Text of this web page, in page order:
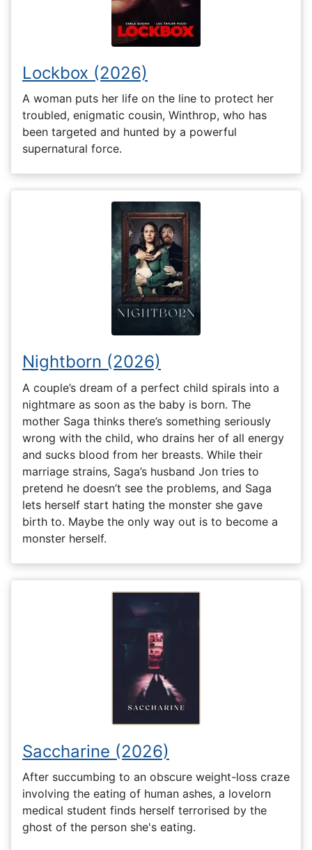
Lockbox (2026)
A woman puts her life on the line to protect her
troubled, enigmatic cousin, Winthrop, who has
been targeted and hunted by a powerful
supernatural force.
Nightborn (2026)
A couple’s dream of a perfect child spirals into a
nightmare as soon as the baby is born. The
mother Saga thinks there’s something seriously
wrong with the child, who drains her of all energy
and sucks blood from her breasts. While their
marriage strains, Saga’s husband Jon tries to
pretend he doesn’t see the problems, and Saga
lets herself start hating the monster she gave
birth to. Maybe the only way out is to become a
monster herself.
Saccharine (2026)
After succumbing to an obscure weight-loss craze
involving the eating of human ashes, a lovelorn
medical student finds herself terrorised by the
ghost of the person she's eating.